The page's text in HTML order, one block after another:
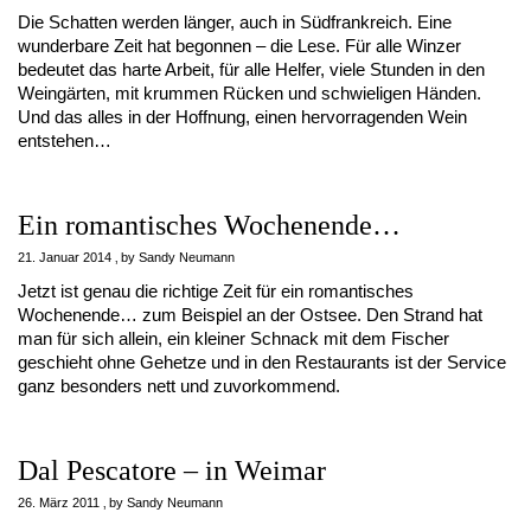
Die Schatten werden länger, auch in Südfrankreich. Eine
wunderbare Zeit hat begonnen – die Lese. Für alle Winzer
bedeutet das harte Arbeit, für alle Helfer, viele Stunden in den
Weingärten, mit krummen Rücken und schwieligen Händen.
Und das alles in der Hoffnung, einen hervorragenden Wein
entstehen…
Ein romantisches Wochenende…
21. Januar 2014 by Sandy Neumann
Jetzt ist genau die richtige Zeit für ein romantisches
Wochenende… zum Beispiel an der Ostsee. Den Strand hat
man für sich allein, ein kleiner Schnack mit dem Fischer
geschieht ohne Gehetze und in den Restaurants ist der Service
ganz besonders nett und zuvorkommend.
Dal Pescatore – in Weimar
26. März 2011 by Sandy Neumann